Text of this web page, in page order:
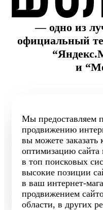
— одно из
официальный
и
Мы предоставляем
продвижению
вы можете заказать
оптимизацию сайта
в топ поисковых
высокие позиции
в ваш интернет-
продвижением
области, в других